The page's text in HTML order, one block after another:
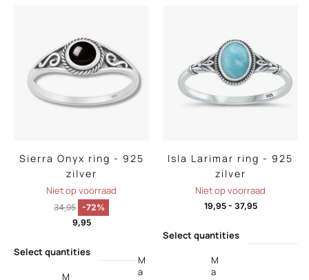
Sierra Onyx ring - 925
zilver
Niet op voorraad
34,95 -72%
9,95
Select quantities
M
Isla Larimar ring - 925
zilver
Niet op voorraad
19,95- 37,95
Select quantities
M
a
M
a